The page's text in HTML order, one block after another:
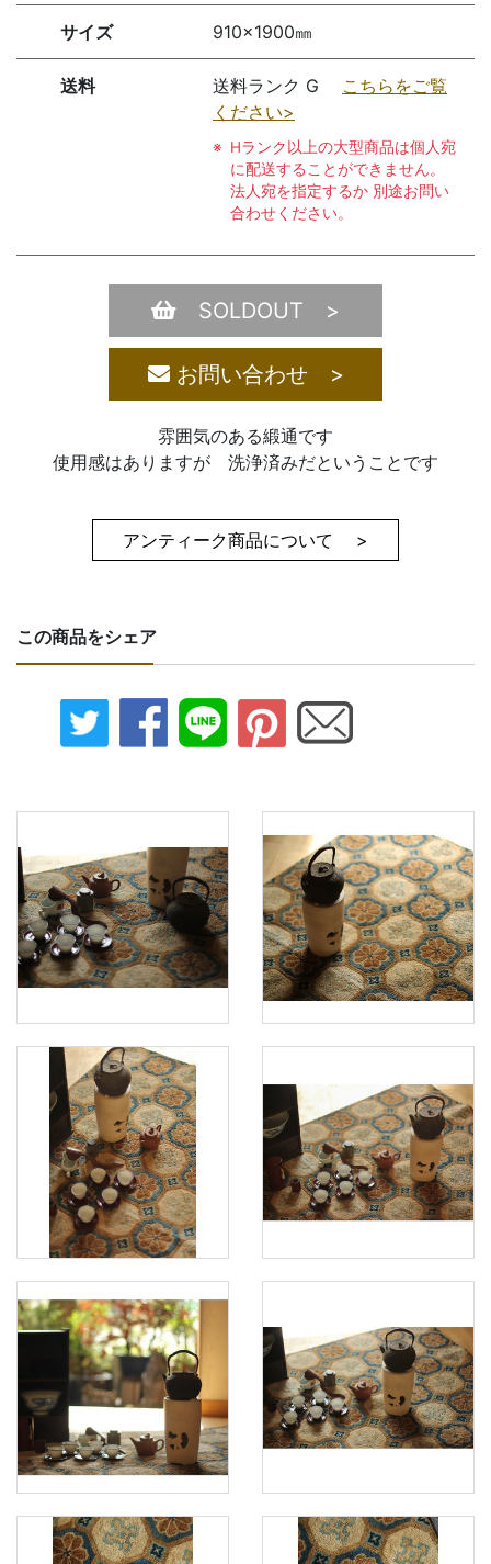
サイズ 910×1900㎜
送料 送料ランク G こちらをご覧
ください>
Hランク以上の大型商品は個人宛
に配送することができません。
法人宛を指定するか 別途お問い
合わせください。
SOLDOUT >
お問い合わせ >
雰囲気のある緞通です
使用感はありますが 洗浄済みだということです
アンティーク商品について >
この商品をシェア